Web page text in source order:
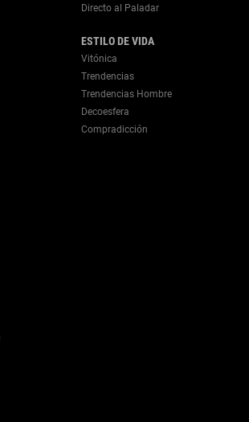
Directo al Paladar
ESTILO DE VIDA
Vitónica
Trendencias
Trendencias Hombre
Decoesfera
Compradicción